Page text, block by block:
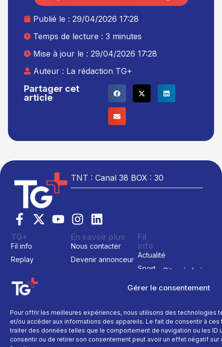
Gérer le consentement
Pour offrir les meilleures expériences, nous utilisons des technologies
et/ou accéder aux informations des appareils. Le fait de consentir à
traiter des données telles que le comportement de navigation ou les ID
consentir ou de retirer son consentement peut avoir un effet négatif
Partager cet
article
Publié le : 29/04/2026 17:28
Temps de lecture : 3 minutes
Mise à jour le : 29/04/2026 17:28
Auteur : La rédaction TG+
TNT : Canal 38 BOX : 30
Site réalisé par
TG+
Fil info
Replay
Programme TV
Le média
En savoir plus
Nous contacter
Devenir annonceur
Politique cookie
Fil
info
Actualité
Sport
Faits
divers
Événements
Économie